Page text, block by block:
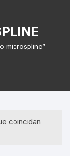
microspline”
coincidan